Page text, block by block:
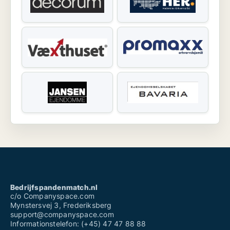
Bedrijfspandenmatch.nl
c/o Companyspace.com
Mynstersvej 3, Frederiksberg
support@companyspace.com
Informationstelefon: (+45) 47 47 88 88